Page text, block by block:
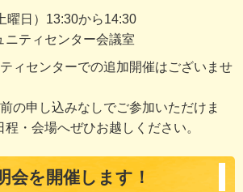
曜日）13:30から14:30
ニティセンター会議室
ィセンターでの追加開催はございませ
の申し込みなしでご参加いただけま
・会場へぜひお越しください。
会を開催します！